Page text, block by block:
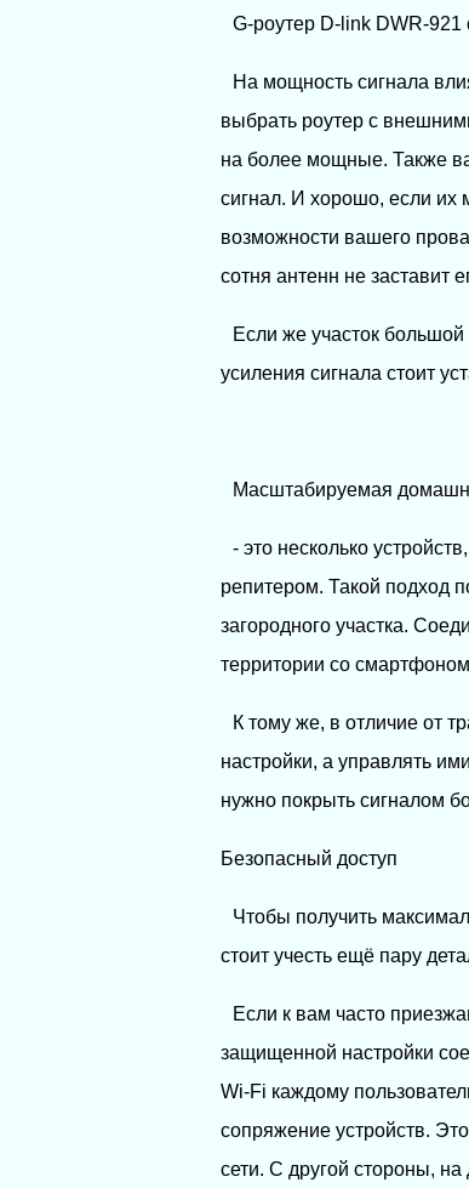
G-роутер D-link DWR-
На мощность сигнала
выбрать роутер с
на более мощные. Также
сигнал. И хорошо, если их
возможности вашего
сотня антенн не заставит
Если же участок
усиления сигнала стоит
Масштабируемая
- это несколько
репитером. Такой подход
загородного участка.
территории со
К тому же, в отличие от
настройки, а управлять
нужно покрыть сигналом
Безопасный доступ
Чтобы получить
стоит учесть ещё пару
Если к вам часто
защищенной настройки
Wi-Fi каждому
сопряжение устройств.
сети. С другой стороны,